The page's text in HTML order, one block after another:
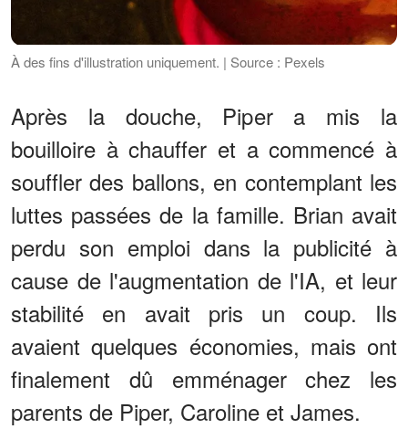
À des fins d'illustration uniquement. | Source : Pexels
Après la douche, Piper a mis la
bouilloire à chauffer et a commencé à
souffler des ballons, en contemplant les
luttes passées de la famille. Brian avait
perdu son emploi dans la publicité à
cause de l'augmentation de l'IA, et leur
stabilité en avait pris un coup. Ils
avaient quelques économies, mais ont
finalement dû emménager chez les
parents de Piper, Caroline et James.